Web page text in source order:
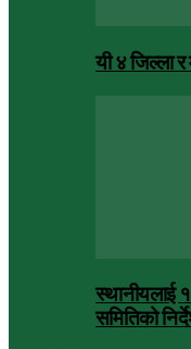
यी ४ जिल्ला
स्थानीयलाई
समितिको